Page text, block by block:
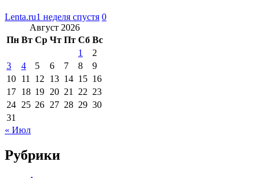
Lenta.ru1 неделя спустя 0
Август 2026
Пн Вт Ср Чт Пт Сб Вс
1
2
3
4 5 6 7 8
9
10 11 12 13 14 15 16
17 18 19 20 21 22 23
24 25 26 27 28 29 30
31
« Июл
Рубрики